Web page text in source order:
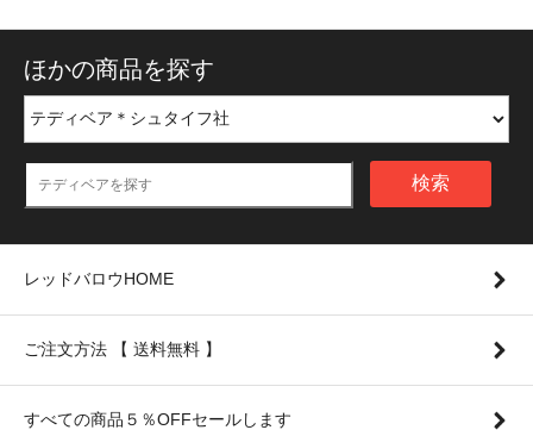
ほかの商品を探す
検索
レッドバロウHOME
ご注文方法 【 送料無料 】
すべての商品５％OFFセールします